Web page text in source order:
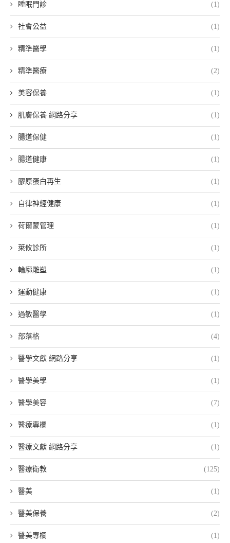
睡眠門診 (1)
社會公益 (1)
精準醫學 (1)
精準醫療 (2)
美容保養 (1)
肌膚保養 網路分享 (1)
腸道保健 (1)
腸道健康 (1)
膠原蛋白再生 (1)
自律神經健康 (1)
荷爾蒙管理 (1)
萊攸診所 (1)
輪廓雕塑 (1)
運動健康 (1)
過敏醫學 (1)
部落格 (4)
醫學文獻 網路分享 (1)
醫學美學 (1)
醫學美容 (7)
醫療專欄 (1)
醫療文獻 網路分享 (1)
醫療衛教 (125)
醫美 (1)
醫美保養 (2)
醫美專欄 (1)